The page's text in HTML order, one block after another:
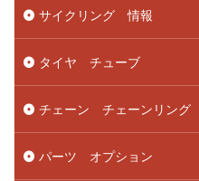
サイクリング 情報
タイヤ チューブ
チェーン チェーンリング
パーツ オプション